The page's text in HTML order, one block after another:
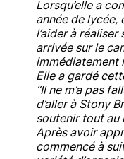
Lorsqu’elle a
année de
l’aider à
arrivée sur le
immédiatement
Elle a gardé
“Il ne m’a pas
d’aller à Stony
soutenir tout au
Après avoir
commencé à